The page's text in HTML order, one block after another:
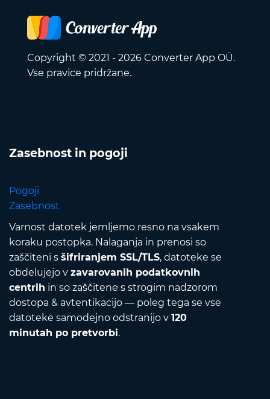
Copyright © 2021 - 2026 Converter App OÜ.
Vse pravice pridržane.
Zasebnost in pogoji
Pogoji
Zasebnost
Varnost datotek jemljemo resno na vsakem
koraku postopka. Nalaganja in prenosi so
zaščiteni s šifriranjem SSL/TLS, datoteke se
obdelujejo v zavarovanih podatkovnih
centrih in so zaščitene s strogim nadzorom
dostopa & avtentikacijo — poleg tega se vse
datoteke samodejno odstranijo v 120
minutah po pretvorbi.